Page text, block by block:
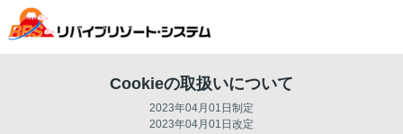
Cookieの取扱いについて
2023年04月01日制定
2023年04月01日改定